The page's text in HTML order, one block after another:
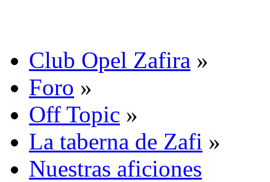
Club Opel Zafira »
Foro »
Off Topic »
La taberna de Zafi »
Nuestras aficiones